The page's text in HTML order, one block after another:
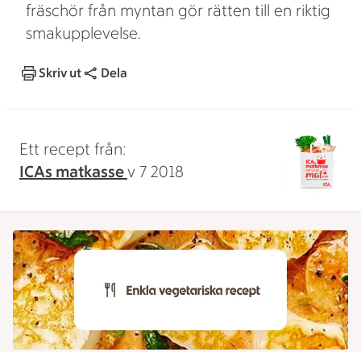
fräschör från myntan gör rätten till en riktig
smakupplevelse.
Skriv ut Dela
Ett recept från:
ICAs matkassev 7 2018